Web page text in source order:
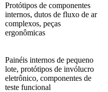
Protótipos de componentes
internos, dutos de fluxo de ar
complexos, peças
ergonômicas
Painéis internos de pequeno
lote, protótipos de invólucro
eletrônico, componentes de
teste funcional